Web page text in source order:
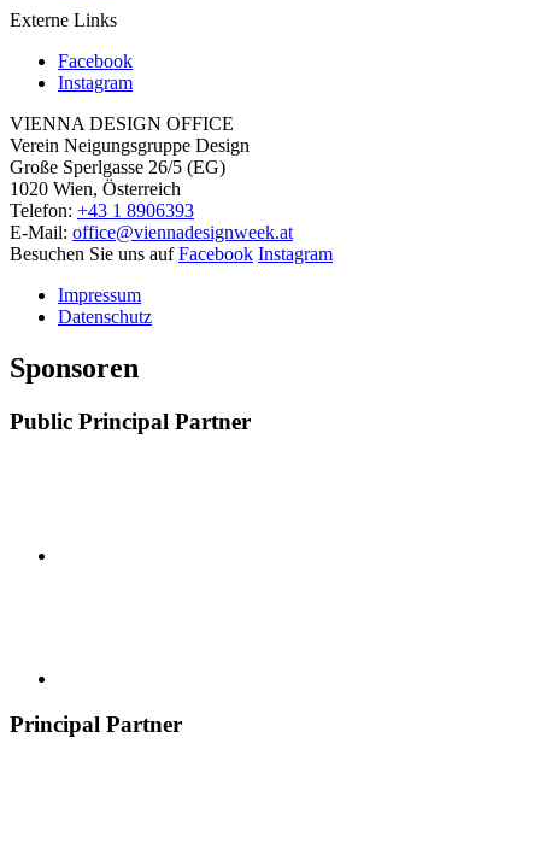
Externe Links
Facebook
Instagram
VIENNA DESIGN OFFICE
Verein Neigungsgruppe Design
Große Sperlgasse 26/5 (EG)
1020 Wien, Österreich
Telefon: +43 1 8906393
E-Mail: office@viennadesignweek.at
Besuchen Sie uns aufFacebook Instagram
Impressum
Datenschutz
Sponsoren
Public Principal Partner
Principal Partner